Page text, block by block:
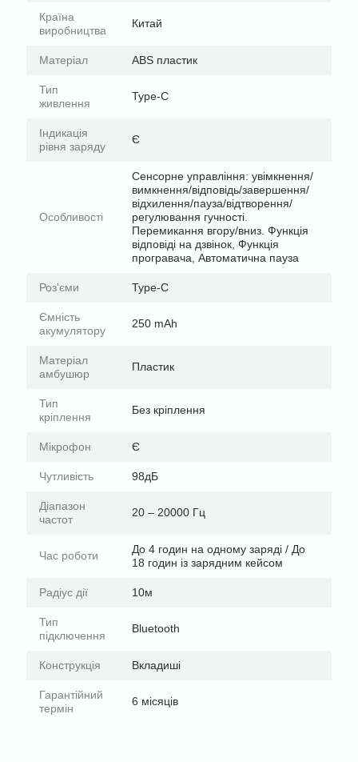
Країна
виробництва
Китай
Матеріал ABS пластик
Тип
живлення
Type-C
Індикація
рівня заряду
Є
Особливості
Сенсорне управління: увімкнення/
вимкнення/відповідь/завершення/
відхилення/пауза/відтворення/
регулювання гучності.
Перемикання вгору/вниз. Функція
відповіді на дзвінок, Функція
програвача, Автоматична пауза
Роз'єми Type-C
Ємність
акумулятору
250 mAh
Матеріал
амбушюр
Пластик
Тип
кріплення
Без кріплення
Мікрофон Є
Чутливість 98дБ
Діапазон
частот
20 – 20000 Гц
Час роботи
До 4 годин на одному заряді / До
18 годин із зарядним кейсом
Радіус дії 10м
Тип
підключення
Bluetooth
Конструкція Вкладиші
Гарантійний
термін
6 місяців